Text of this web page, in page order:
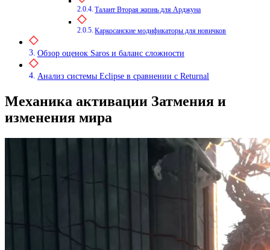
Талант Вторая жизнь для Арджуна
Каркосанские модификаторы для новичков
Обзор оценок Saros и баланс сложности
Анализ системы Eclipse в сравнении с Returnal
Механика активации Затмения и
изменения мира